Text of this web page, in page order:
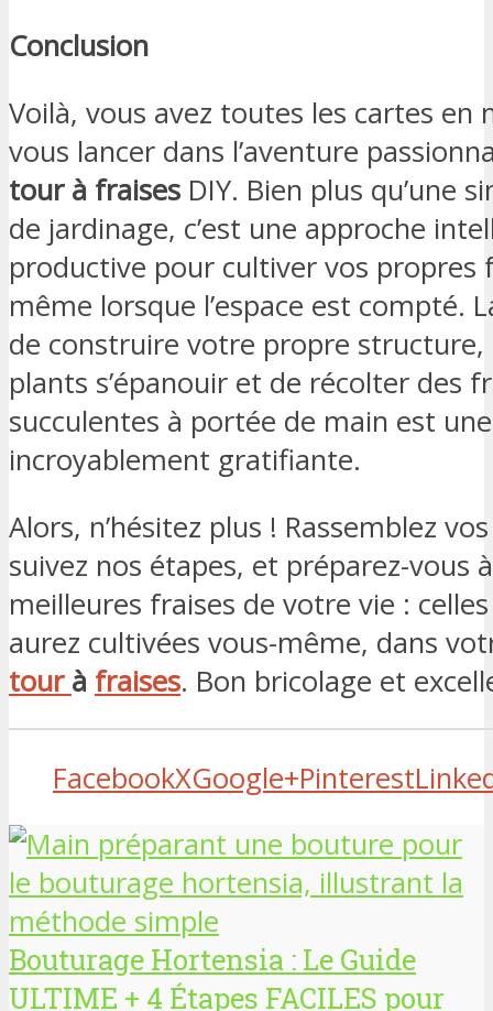
Conclusion
Voilà, vous avez toutes les cartes en
vous lancer dans l’aventure
tour à fraises DIY. Bien plus qu’une
de jardinage, c’est une approche
productive pour cultiver vos propres
même lorsque l’espace est compté.
de construire votre propre structure,
plants s’épanouir et de récolter des
succulentes à portée de main est
incroyablement gratifiante.
Alors, n’hésitez plus ! Rassemblez
suivez nos étapes, et préparez-vous
meilleures fraises de votre vie :
aurez cultivées vous-même, dans
tour à fraises. Bon bricolage et
FacebookXGoogle+Pinterest
Bouturage Hortensia : Le Guide
ULTIME + 4 Étapes FACILES pour